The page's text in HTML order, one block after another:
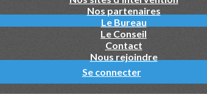
Nos partenaires
Le Bureau
Le Conseil
Contact
Nous rejoindre
Se connecter